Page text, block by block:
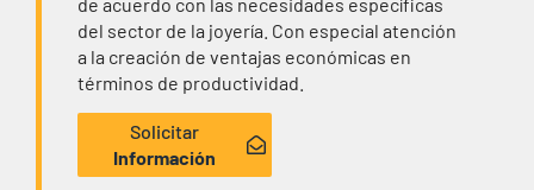
del sector de la joyería. Con especial atención
a la creación de ventajas económicas en
términos de productividad.
Solicitar
Información